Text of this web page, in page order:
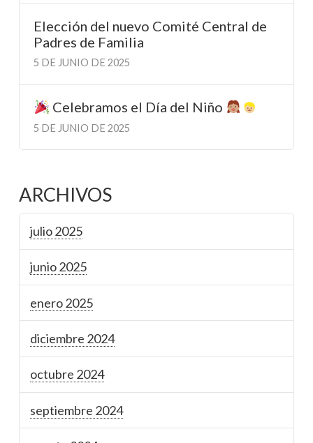
Elección del nuevo Comité Central de
Padres de Familia
5 DE JUNIO DE 2025
Celebramos el Día del Niño
5 DE JUNIO DE 2025
ARCHIVOS
julio 2025
junio 2025
enero 2025
diciembre 2024
octubre 2024
septiembre 2024